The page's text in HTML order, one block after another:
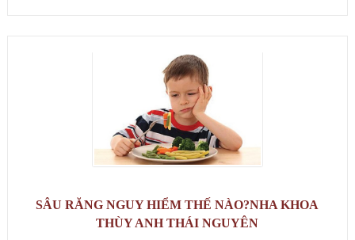
SÂU RĂNG NGUY HIỂM THẾ NÀO?NHA KHOA
THÙY ANH THÁI NGUYÊN